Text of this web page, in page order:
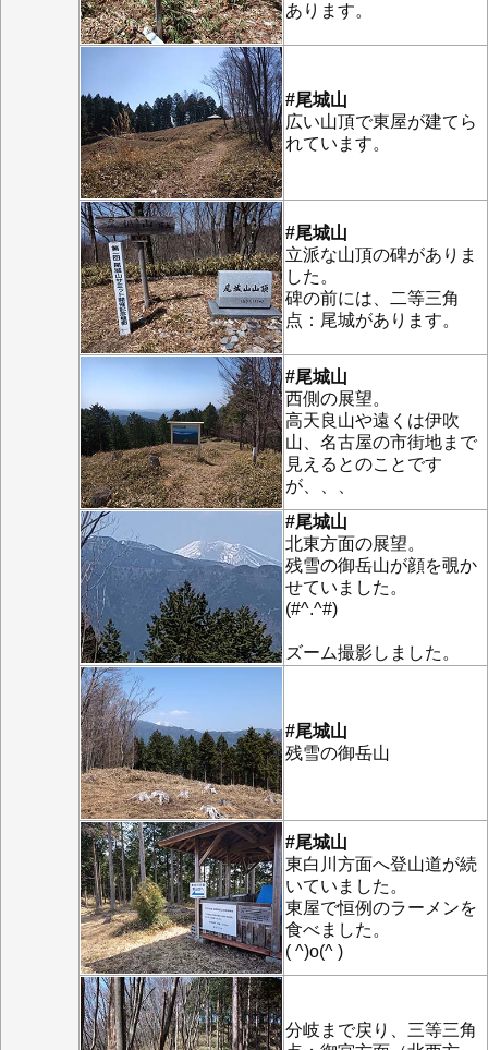
あります。
#尾城山
広い山頂で東屋が建てら
れています。
#尾城山
立派な山頂の碑がありま
した。
碑の前には、二等三角
点：尾城があります。
#尾城山
西側の展望。
高天良山や遠くは伊吹
山、名古屋の市街地まで
見えるとのことです
が、、、
#尾城山
北東方面の展望。
残雪の御岳山が顔を覗か
せていました。
(#^.^#)
ズーム撮影しました。
#尾城山
残雪の御岳山
#尾城山
東白川方面へ登山道が続
いていました。
東屋で恒例のラーメンを
食べました。
( ^)o(^ )
分岐まで戻り、三等三角